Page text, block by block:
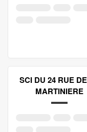
SCI DU 24 RUE
MARTINIERE